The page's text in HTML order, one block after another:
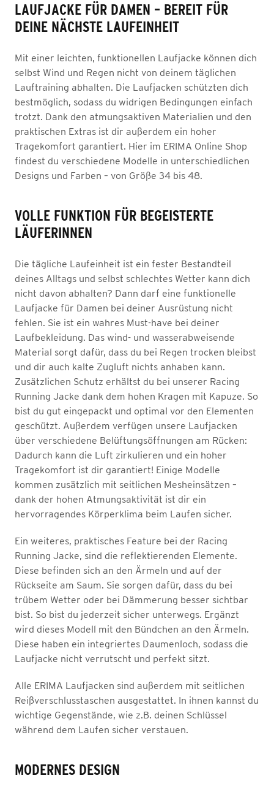
LAUFJACKE FÜR DAMEN – BEREIT FÜR
DEINE NÄCHSTE LAUFEINHEIT
Mit einer leichten, funktionellen Laufjacke können dich
selbst Wind und Regen nicht von deinem täglichen
Lauftraining abhalten. Die Laufjacken schützten dich
bestmöglich, sodass du widrigen Bedingungen einfach
trotzt. Dank den atmungsaktiven Materialien und den
praktischen Extras ist dir außerdem ein hoher
Tragekomfort garantiert. Hier im ERIMA Online Shop
findest du verschiedene Modelle in unterschiedlichen
Designs und Farben – von Größe 34 bis 48.
VOLLE FUNKTION FÜR BEGEISTERTE
LÄUFERINNEN
Die tägliche Laufeinheit ist ein fester Bestandteil
deines Alltags und selbst schlechtes Wetter kann dich
nicht davon abhalten? Dann darf eine funktionelle
Laufjacke für Damen bei deiner Ausrüstung nicht
fehlen. Sie ist ein wahres Must-have bei deiner
Laufbekleidung. Das wind- und wasserabweisende
Material sorgt dafür, dass du bei Regen trocken bleibst
und dir auch kalte Zugluft nichts anhaben kann.
Zusätzlichen Schutz erhältst du bei unserer Racing
Running Jacke dank dem hohen Kragen mit Kapuze. So
bist du gut eingepackt und optimal vor den Elementen
geschützt. Außerdem verfügen unsere Laufjacken
über verschiedene Belüftungsöffnungen am Rücken:
Dadurch kann die Luft zirkulieren und ein hoher
Tragekomfort ist dir garantiert! Einige Modelle
kommen zusätzlich mit seitlichen Mesheinsätzen –
dank der hohen Atmungsaktivität ist dir ein
hervorragendes Körperklima beim Laufen sicher.
Ein weiteres, praktisches Feature bei der Racing
Running Jacke, sind die reflektierenden Elemente.
Diese befinden sich an den Ärmeln und auf der
Rückseite am Saum. Sie sorgen dafür, dass du bei
trübem Wetter oder bei Dämmerung besser sichtbar
bist. So bist du jederzeit sicher unterwegs. Ergänzt
wird dieses Modell mit den Bündchen an den Ärmeln.
Diese haben ein integriertes Daumenloch, sodass die
Laufjacke nicht verrutscht und perfekt sitzt.
Alle ERIMA Laufjacken sind außerdem mit seitlichen
Reißverschlusstaschen ausgestattet. In ihnen kannst du
wichtige Gegenstände, wie z.B. deinen Schlüssel
während dem Laufen sicher verstauen.
MODERNES DESIGN